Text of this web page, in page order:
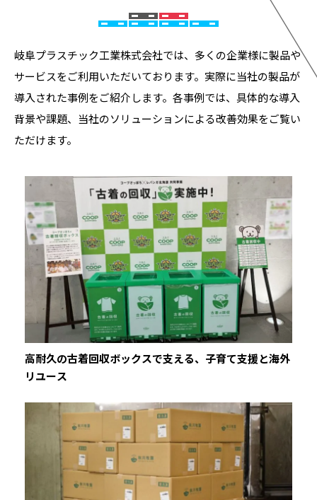
岐阜プラスチック工業株式会社では、多くの企業様に製品や
サービスをご利用いただいております。実際に当社の製品が
導入された事例をご紹介します。各事例では、具体的な導入
背景や課題、当社のソリューションによる改善効果をご覧い
ただけます。
高耐久の古着回収ボックスで支える、子育て支援と海外
リユース